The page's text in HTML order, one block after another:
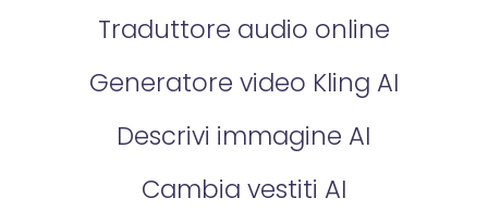
Traduttore audio online
Generatore video Kling AI
Descrivi immagine AI
Cambia vestiti AI